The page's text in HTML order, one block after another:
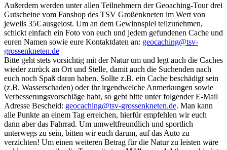
Außerdem werden unter allen Teilnehmern der Geoaching-Tour drei
Gutscheine vom Fanshop des TSV Großenkneten im Wert von
jeweils 35€ ausgelost. Um an dem Gewinnspiel teilzunehmen,
schickt einfach ein Foto von euch und jedem gefundenen Cache und
euren Namen sowie eure Kontaktdaten an: geocaching@tsv-
grossenkneten.de
Bitte geht stets vorsichtig mit der Natur um und legt auch die Caches
wieder zurück an Ort und Stelle, damit auch die Suchenden nach
euch noch Spaß daran haben. Sollte z.B. ein Cache beschädigt sein
(z.B. Wasserschaden) oder ihr irgendwelche Anmerkungen sowie
Verbesserungsvorschläge habt, so gebt bitte unter folgender E-Mail
Adresse Bescheid: geocaching@tsv-grossenkneten.de. Man kann
alle Punkte an einem Tag erreichen, hierfür empfehlen wir euch
dann aber das Fahrrad. Um umweltfreundlich und sportlich
unterwegs zu sein, bitten wir euch darum, auf das Auto zu
verzichten! Um einen weiteren Betrag für die Natur zu leisten wäre